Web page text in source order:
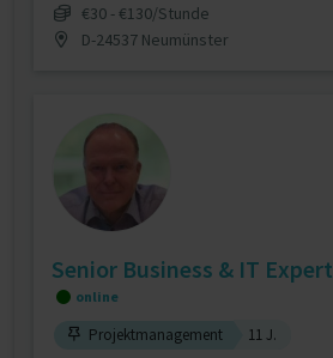
€30 - €130/Stunde
D-24537 Neumünster
Senior Business & IT Expert
online
Projektmanagement
11 J.